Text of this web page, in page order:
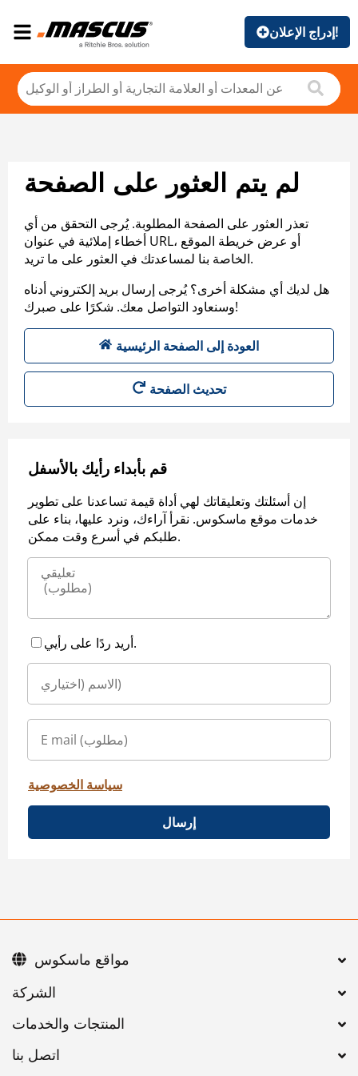
إدراج الإعلان!
لم يتم العثور على الصفحة
تعذر العثور على الصفحة المطلوبة. يُرجى التحقق من أي
أخطاء إملائية في عنوان URL، أو عرض خريطة الموقع
الخاصة بنا لمساعدتك في العثور على ما تريد.
هل لديك أي مشكلة أخرى؟ يُرجى إرسال بريد إلكتروني أدناه
وسنعاود التواصل معك. شكرًا على صبرك!
العودة إلى الصفحة الرئيسية
تحديث الصفحة
قم بأبداء رأيك بالأسفل
إن أسئلتك وتعليقاتك لهي أداة قيمة تساعدنا على تطوير
خدمات موقع ماسكوس. نقرأ آراءك، ونرد عليها، بناء على
طلبكم في أسرع وقت ممكن.
أريد ردًا على رأيي.
سياسة الخصوصية
إرسال
اتصل بنا
مواقع ماسكوس